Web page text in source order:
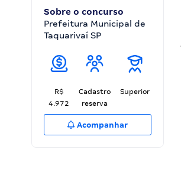
Sobre o concurso
Prefeitura Municipal de
Taquarivaí SP
R$
4.972
Cadastro
reserva
Superior
Acompanhar